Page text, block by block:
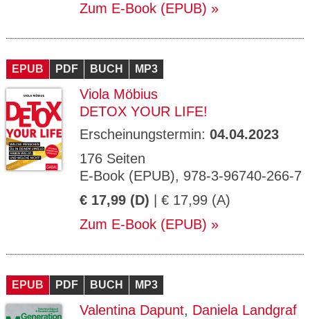
Zum E-Book (EPUB)
EPUB PDF BUCH MP3
Viola Möbius
DETOX YOUR LIFE!
Erscheinungstermin: 04.04.2023
176 Seiten
E-Book (EPUB), 978-3-96740-266-7
€ 17,99 (D) | € 17,99 (A)
Zum E-Book (EPUB)
EPUB PDF BUCH MP3
Valentina Dapunt, Daniela Landgraf